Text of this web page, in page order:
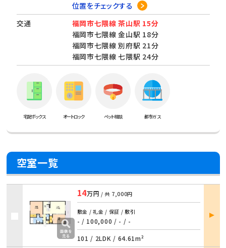
位置をチェックする
交通
福岡市七隈線 茶山駅 15分
福岡市七隈線 金山駅 18分
福岡市七隈線 別府駅 21分
福岡市七隈線 七隈駅 24分
宅配ボックス オートロック ペット相談 都市ガス
空室一覧
14万円 / 共 7,000円
敷金 / 礼金 / 保証 / 敷引
- / 100,000 / - / -
101 / 2LDK / 64.61m²
部屋
詳細